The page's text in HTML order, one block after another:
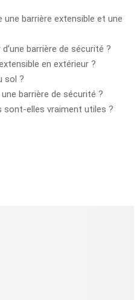
barrière extensible et une
barrière de sécurité ?
en extérieur ?
sol ?
barrière de sécurité ?
sont-elles vraiment utiles ?